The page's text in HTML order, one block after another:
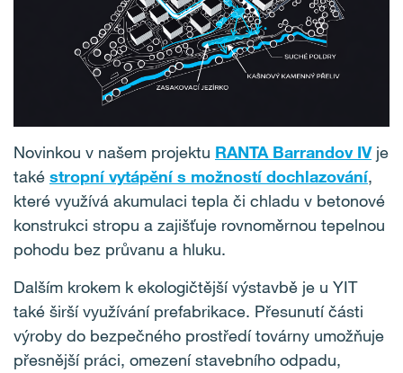
Novinkou v našem projektu RANTA Barrandov IVje
také stropní vytápění s možností dochlazování,
které využívá akumulaci tepla či chladu v betonové
konstrukci stropu a zajišťuje rovnoměrnou tepelnou
pohodu bez průvanu a hluku.
Dalším krokem k ekologičtější výstavbě je u YIT
také širší využívání prefabrikace. Přesunutí části
výroby do bezpečného prostředí továrny umožňuje
přesnější práci, omezení stavebního odpadu,